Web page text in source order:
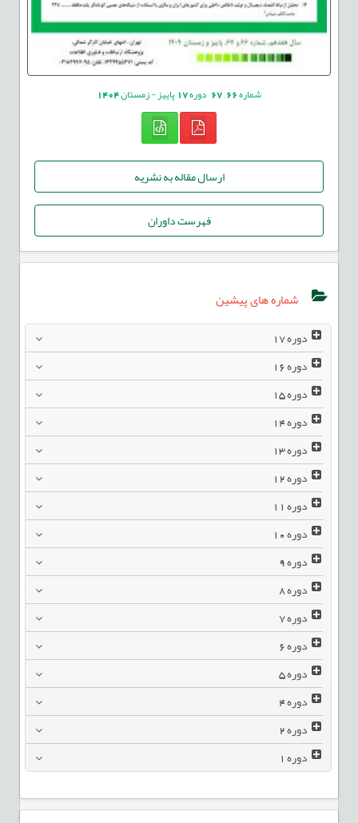
شماره66
,
67 دوره17پاییز - زمستان1404
ارسال مقاله به نشریه
فهرست داوران
شماره های پیشین
دوره17
دوره16
دوره15
دوره14
دوره13
دوره12
دوره11
دوره10
دوره9
دوره8
دوره7
دوره6
دوره5
دوره4
دوره2
دوره1